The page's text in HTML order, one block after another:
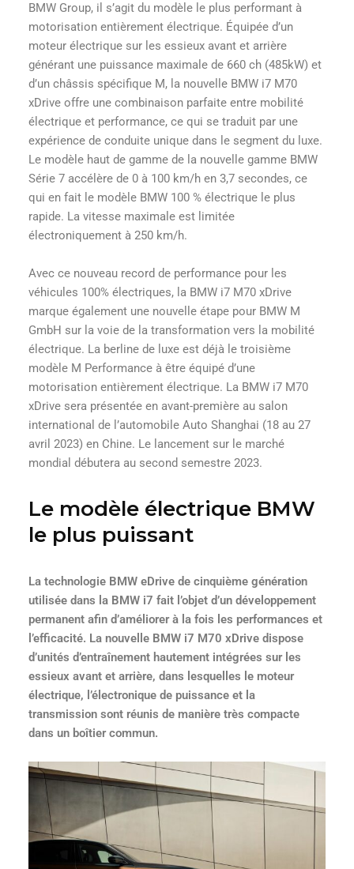
BMW Group, il s’agit du modèle le plus performant à
motorisation entièrement électrique. Équipée d’un
moteur électrique sur les essieux avant et arrière
générant une puissance maximale de 660 ch (485kW) et
d’un châssis spécifique M, la nouvelle BMW i7 M70
xDrive offre une combinaison parfaite entre mobilité
électrique et performance, ce qui se traduit par une
expérience de conduite unique dans le segment du luxe.
Le modèle haut de gamme de la nouvelle gamme BMW
Série 7 accélère de 0 à 100 km/h en 3,7 secondes, ce
qui en fait le modèle BMW 100 % électrique le plus
rapide. La vitesse maximale est limitée
électroniquement à 250 km/h.
Avec ce nouveau record de performance pour les
véhicules 100% électriques, la BMW i7 M70 xDrive
marque également une nouvelle étape pour BMW M
GmbH sur la voie de la transformation vers la mobilité
électrique. La berline de luxe est déjà le troisième
modèle M Performance à être équipé d’une
motorisation entièrement électrique. La BMW i7 M70
xDrive sera présentée en avant-première au salon
international de l’automobile Auto Shanghai (18 au 27
avril 2023) en Chine. Le lancement sur le marché
mondial débutera au second semestre 2023.
Le modèle électrique BMW
le plus puissant
La technologie BMW eDrive de cinquième génération
utilisée dans la BMW i7 fait l’objet d’un développement
permanent afin d’améliorer à la fois les performances et
l’efficacité. La nouvelle BMW i7 M70 xDrive dispose
d’unités d’entraînement hautement intégrées sur les
essieux avant et arrière, dans lesquelles le moteur
électrique, l’électronique de puissance et la
transmission sont réunis de manière très compacte
dans un boîtier commun.